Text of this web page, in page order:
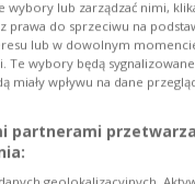
wybory lub zarządzać nimi,
prawa do sprzeciwu na
lub w dowolnym
Te wybory będą
miały wpływu na dane
partnerami